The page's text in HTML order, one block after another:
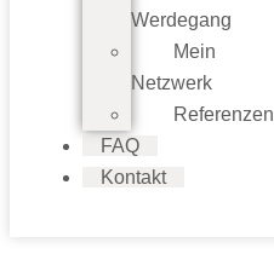
Werdegang
Mein
Netzwerk
Referenzen
FAQ
Kontakt